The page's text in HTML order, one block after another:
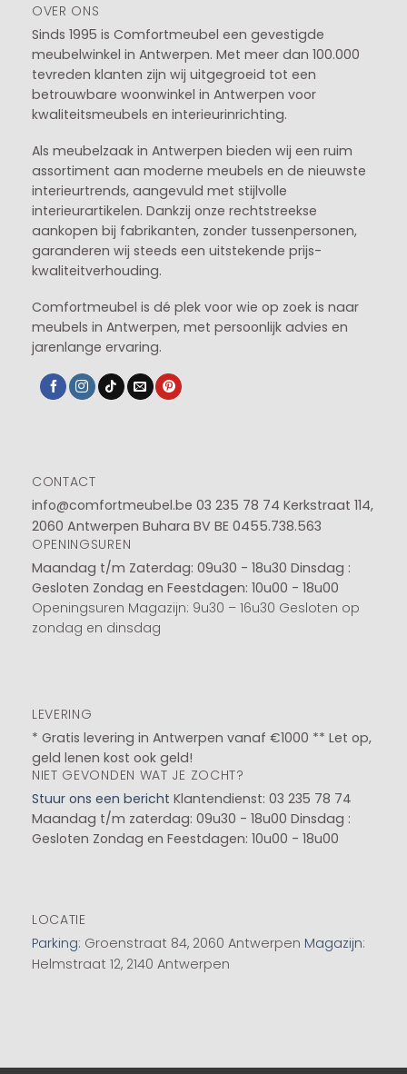
OVER ONS
Sinds 1995 is Comfortmeubel een gevestigde
meubelwinkel in Antwerpen. Met meer dan 100.000
tevreden klanten zijn wij uitgegroeid tot een
betrouwbare woonwinkel in Antwerpen voor
kwaliteitsmeubels en interieurinrichting.
Als meubelzaak in Antwerpen bieden wij een ruim
assortiment aan moderne meubels en de nieuwste
interieurtrends, aangevuld met stijlvolle
interieurartikelen. Dankzij onze rechtstreekse
aankopen bij fabrikanten, zonder tussenpersonen,
garanderen wij steeds een uitstekende prijs-
kwaliteitverhouding.
Comfortmeubel is dé plek voor wie op zoek is naar
meubels in Antwerpen, met persoonlijk advies en
jarenlange ervaring.
CONTACT
info@comfortmeubel.be 03 235 78 74 Kerkstraat 114,
2060 Antwerpen Buhara BV BE 0455.738.563
OPENINGSUREN
Maandag t/m Zaterdag: 09u30 - 18u30 Dinsdag :
Gesloten Zondag en Feestdagen: 10u00 - 18u00
Openingsuren Magazijn: 9u30 – 16u30 Gesloten op
zondag en dinsdag
LEVERING
* Gratis levering in Antwerpen vanaf €1000 ** Let op,
geld lenen kost ook geld!
NIET GEVONDEN WAT JE ZOCHT?
Stuur ons een bericht Klantendienst: 03 235 78 74
Maandag t/m zaterdag: 09u30 - 18u00 Dinsdag :
Gesloten Zondag en Feestdagen: 10u00 - 18u00
LOCATIE
Parking: Groenstraat 84, 2060 Antwerpen Magazijn:
Helmstraat 12, 2140 Antwerpen